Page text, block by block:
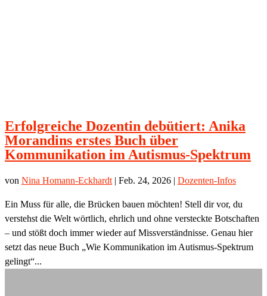
Erfolgreiche Dozentin debütiert: Anika
Morandins erstes Buch über
Kommunikation im Autismus-Spektrum
von Nina Homann-Eckhardt | Feb. 24, 2026 | Dozenten-Infos
Ein Muss für alle, die Brücken bauen möchten! Stell dir vor, du
verstehst die Welt wörtlich, ehrlich und ohne versteckte Botschaften
– und stößt doch immer wieder auf Missverständnisse. Genau hier
setzt das neue Buch „Wie Kommunikation im Autismus-Spektrum
gelingt“...